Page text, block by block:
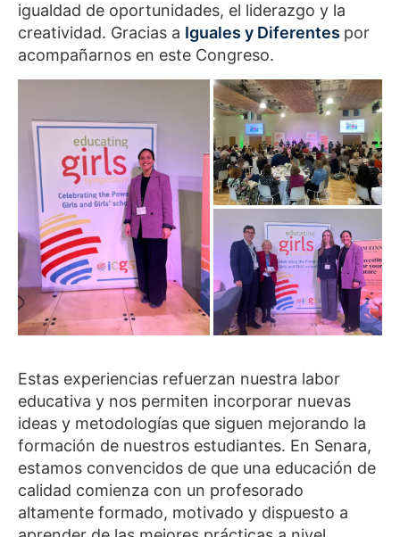
igualdad de oportunidades, el liderazgo y la
creatividad. Gracias a Iguales y Diferentes por
acompañarnos en este Congreso.
Estas experiencias refuerzan nuestra labor
educativa y nos permiten incorporar nuevas
ideas y metodologías que siguen mejorando la
formación de nuestros estudiantes. En Senara,
estamos convencidos de que una educación de
calidad comienza con un profesorado
altamente formado, motivado y dispuesto a